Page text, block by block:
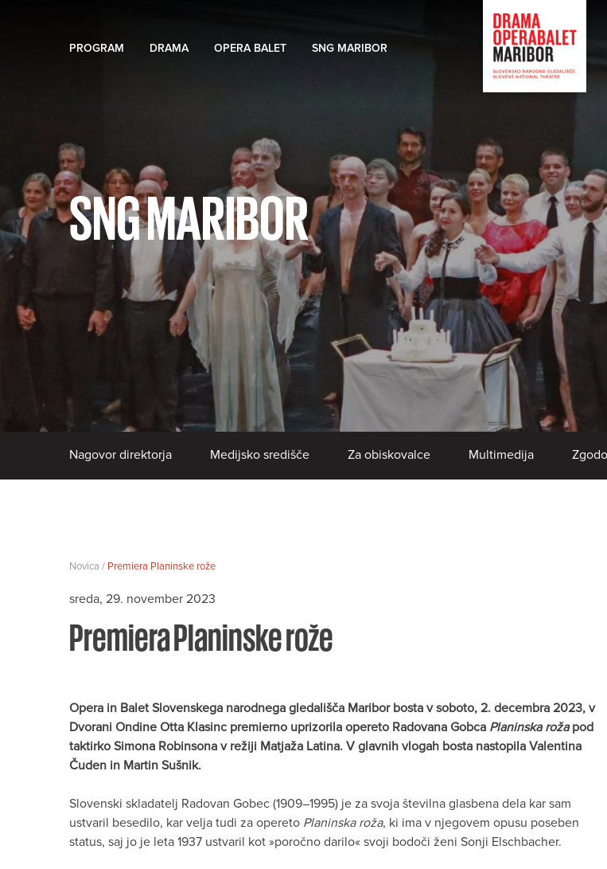
PROGRAM DRAMA OPERA BALET SNG MARIBOR
SNG MARIBOR
Nagovor direktorja Medijsko središče Za obiskovalce Multimedija
Novica / Premiera Planinske rože
sreda, 29. november 2023
Premiera Planinske rože
Opera in Balet Slovenskega narodnega gledališča Maribor bosta v soboto, 2. decembra 2023, v
Dvorani Ondine Otta Klasinc premierno uprizorila opereto Radovana Gobca Planinska rožapod
taktirko Simona Robinsona v režiji Matjaža Latina. V glavnih vlogah bosta nastopila Valentina
Čuden in Martin Sušnik.
Slovenski skladatelj Radovan Gobec (1909–1995) je za svoja številna glasbena dela kar sam
ustvaril besedilo, kar velja tudi za opereto Planinska roža, ki ima v njegovem opusu poseben
status, saj jo je leta 1937 ustvaril kot »poročno darilo« svoji bodoči ženi Sonji Elschbacher.